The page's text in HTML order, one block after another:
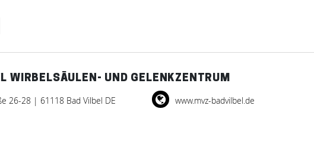
WIRBELSÄULEN- UND GELENKZENTRUM
26-28 | 61118 Bad Vilbel DE www.mvz-badvilbel.de